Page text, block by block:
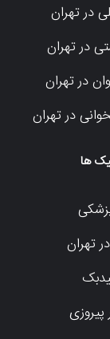
در تهران
در تهران
در تهران
در تهران
ها
تهران
پیروزی